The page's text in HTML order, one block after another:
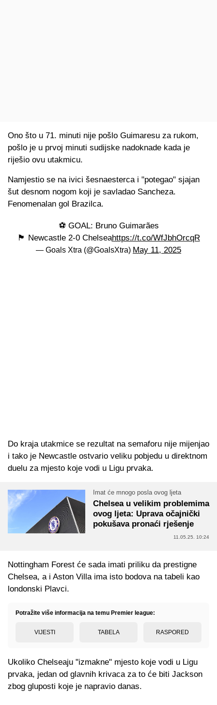
Ono što u 71. minuti nije pošlo Guimaresu za rukom,
pošlo je u prvoj minuti sudijske nadoknade kada je
riješio ovu utakmicu.
Namjestio se na ivici šesnaesterca i "potegao" sjajan
šut desnom nogom koji je savladao Sancheza.
Fenomenalan gol Brazilca.
⚽️ GOAL: Bruno Guimarães
🏴󠁧󠁢󠁥󠁮󠁧󠁿 Newcastle 2-0 Chelseahttps://t.co/WfJbhOrcqR
— Goals Xtra (@GoalsXtra) May 11, 2025
Do kraja utakmice se rezultat na semaforu nije mijenjao
i tako je Newcastle ostvario veliku pobjedu u direktnom
duelu za mjesto koje vodi u Ligu prvaka.
Imat će mnogo posla ovog ljeta
Chelsea u velikim problemima
ovog ljeta: Uprava očajnički
pokušava pronaći rješenje
11.05.25. 10:24
Nottingham Forest će sada imati priliku da prestigne
Chelsea, a i Aston Villa ima isto bodova na tabeli kao
londonski Plavci.
Potražite više informacija na temu Premier league:
VIJESTI TABELA RASPORED
Ukoliko Chelseaju "izmakne" mjesto koje vodi u Ligu
prvaka, jedan od glavnih krivaca za to će biti Jackson
zbog gluposti koje je napravio danas.